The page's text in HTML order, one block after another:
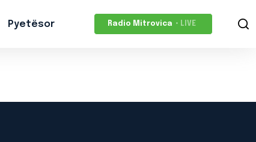
Pyetësor Radio Mitrovica • LIVE